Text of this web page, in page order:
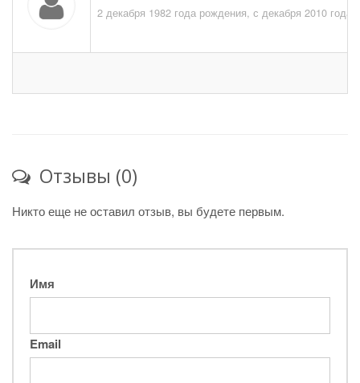
2 декабря 1982 года рождения, с декабря 2010
Отзывы (0)
Никто еще не оставил отзыв, вы будете первым.
Имя
Email